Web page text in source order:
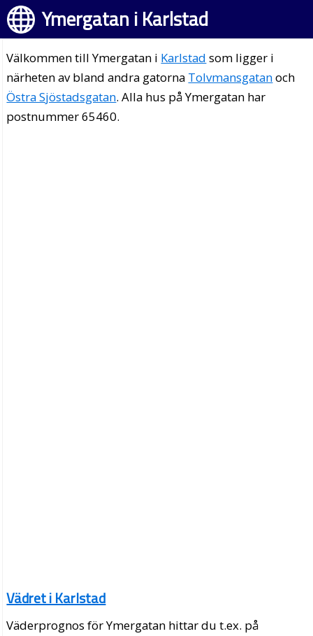
Ymergatan i Karlstad
Välkommen till Ymergatan i Karlstad som ligger i
närheten av bland andra gatorna Tolvmansgatanoch
Östra Sjöstadsgatan. Alla hus på Ymergatan har
postnummer 65460.
Vädret i Karlstad
Väderprognos för Ymergatan hittar du t.ex. på